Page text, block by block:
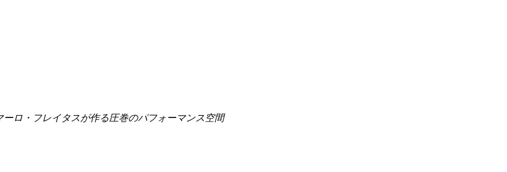
ロ・フレイタスが作る圧巻のパフォーマンス空間